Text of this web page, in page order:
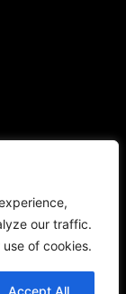
our traffic.
of cookies.
Accept All
423
234
174